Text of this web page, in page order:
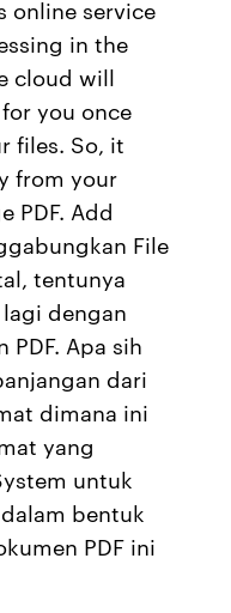
online service
in the
cloud will
you once
files. So, it
from your
PDF. Add
File
tentunya
dengan
Apa sih
dari
dimana ini
yang
untuk
bentuk
PDF ini